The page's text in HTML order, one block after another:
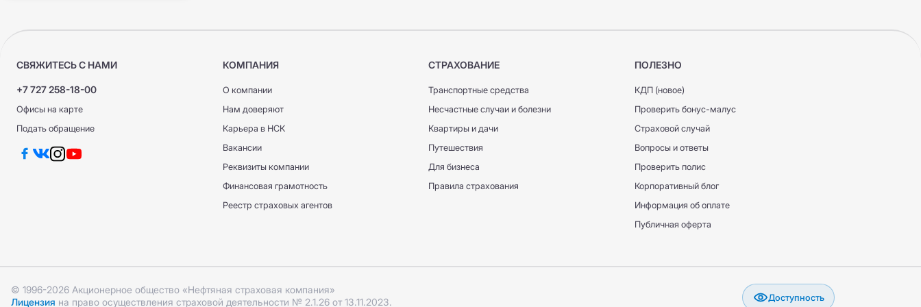
ОС ГПО ППП
КАСКО Optimum
СВЯЖИТЕСЬ С НАМИ
+7 727 258-18-00
Офисы на карте
Подать обращение
КОМПАНИЯ
О компании
Нам доверяют
Карьера в НСК
Вакансии
Реквизиты компании
Финансовая грамотность
Реестр страховых агентов
СТРАХОВАНИЕ
Транспортные средства
Несчастные случаи и болезни
Квартиры и дачи
Путешествия
Для бизнеса
Правила страхования
ПОЛЕЗНО
КДП (новое)
Проверить бонус-малус
Страховой случай
Вопросы и ответы
Проверить полис
Корпоративный блог
Информация об оплате
Публичная оферта
© 1996-2026 Акционерное общество «Нефтяная страховая компания»
Лицензия на право осуществления страховой деятельности № 2.1.26 от 13.11.2023. Доступность